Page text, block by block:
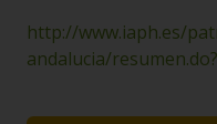
http://www.iaph.es/
andalucia/